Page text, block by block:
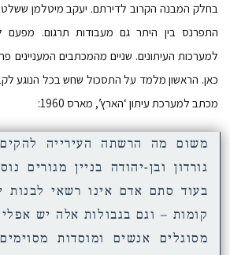
בחלק המבנה הקרוב לדירתם. יעקב מיטלמן ששלט
התפרנס בין היתר גם מעבודות תרגום.
למערכות העיתונים. שניים מהמכתבים המעניינים
כאן. הראשון מלמד על התסכול שחש בכל הנוגע
מכתב למערכת עיתון ‘הארץ’, מארס 1960:
משום מה הרשתה העירייה
קומות – וגם בגבולות אלה יש
מסוגלים אנשים ומוסדות